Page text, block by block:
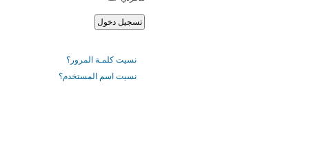
نسيت كلمـة المرور؟
نسيت اسم المستخدم؟